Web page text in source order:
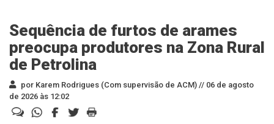
Sequência de furtos de arames
preocupa produtores na Zona Rural
de Petrolina
por Karem Rodrigues (Com supervisão de ACM) // 06 de agosto
de 2026 às 12:02